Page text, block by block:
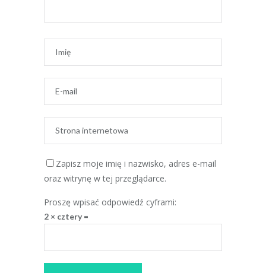
Zapisz moje imię i nazwisko, adres e-mail
oraz witrynę w tej przeglądarce.
Proszę wpisać odpowiedź cyframi:
2 × cztery =